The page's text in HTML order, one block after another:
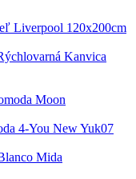
Liverpool 120x200cm
Kanvica
Moon
4-You New Yuk07
Mida